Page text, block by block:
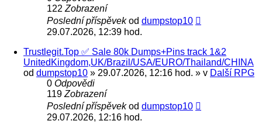
122 Zobrazení
Poslední příspěvekod dumpstop10
29.07.2026, 12:39 hod.
Trustlegit.Top ✅ Sale 80k Dumps+Pins track 1&2
UnitedKingdom,UK/Brazil/USA/EURO/Thailand/CHINA
od dumpstop10 » 29.07.2026, 12:16 hod. » v Další RPG
0 Odpovědi
119 Zobrazení
Poslední příspěvekod dumpstop10
29.07.2026, 12:16 hod.